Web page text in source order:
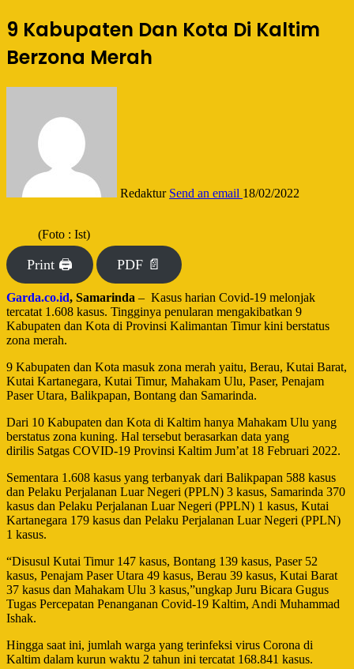
9 Kabupaten Dan Kota Di Kaltim
Berzona Merah
Redaktur Send an email 18/02/2022
(Foto : Ist)
Print 🖨 PDF 📄
Garda.co.id, Samarinda – Kasus harian Covid-19 melonjak
tercatat 1.608 kasus. Tingginya penularan mengakibatkan 9
Kabupaten dan Kota di Provinsi Kalimantan Timur kini berstatus
zona merah.
9 Kabupaten dan Kota masuk zona merah yaitu, Berau, Kutai Barat,
Kutai Kartanegara, Kutai Timur, Mahakam Ulu, Paser, Penajam
Paser Utara, Balikpapan, Bontang dan Samarinda.
Dari 10 Kabupaten dan Kota di Kaltim hanya Mahakam Ulu yang
berstatus zona kuning. Hal tersebut berasarkan data yang
dirilis Satgas COVID-19 Provinsi Kaltim Jum’at 18 Februari 2022.
Sementara 1.608 kasus yang terbanyak dari Balikpapan 588 kasus
dan Pelaku Perjalanan Luar Negeri (PPLN) 3 kasus, Samarinda 370
kasus dan Pelaku Perjalanan Luar Negeri (PPLN) 1 kasus, Kutai
Kartanegara 179 kasus dan Pelaku Perjalanan Luar Negeri (PPLN)
1 kasus.
“Disusul Kutai Timur 147 kasus, Bontang 139 kasus, Paser 52
kasus, Penajam Paser Utara 49 kasus, Berau 39 kasus, Kutai Barat
37 kasus dan Mahakam Ulu 3 kasus,”ungkap Juru Bicara Gugus
Tugas Percepatan Penanganan Covid-19 Kaltim, Andi Muhammad
Ishak.
Hingga saat ini, jumlah warga yang terinfeksi virus Corona di
Kaltim dalam kurun waktu 2 tahun ini tercatat 168.841 kasus.